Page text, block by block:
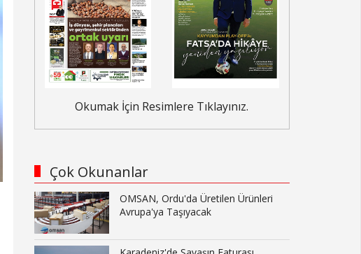
Okumak İçin Resimlere Tıklayınız.
Çok Okunanlar
OMSAN, Ordu'da Üretilen Ürünleri
Avrupa'ya Taşıyacak